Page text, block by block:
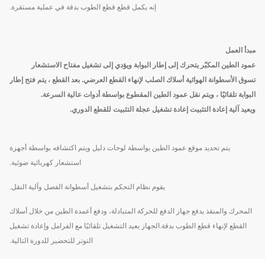
إنه يكمل قطع قطع الطوب بدقة في عملية مستقرة.
مبدأ العمل
عمود الطين المكبّر يتحرك إلى إطار البوابة ويؤدي إلى تشغيل مفتاح الاستشعار
تسوق الأسطوانة الهوائية أسلاك الصلب لإنهاء القطع العرضي. بعد القطع ، يتم فتح إطار
البوابة تلقائيًا ، ويتم نقل عمود الطين المقطوع بواسطة أدوات عالية السرعة.
ويعيد آلية إعادة التثبيت إعادة تشغيل عجلة التثبيت للقطع الدوري.
يتم تحديد موقع عمود الطين بواسطة لوحات دليل ويتم اكتشافه بواسطة أجهزة
استشعار كهربائية ضوئية.
يقوم نظام التحكم بتشغيل أسطوانة الفصل وآلية النقل.
المحرك والمنقذ يدفع جهاز الدفع للحركة المتبادلة، ودفع أعمدة الطين من خلال أسلاك
القطع لإنهاء قطع الطوب بدقة.الجهاز يعيد التشغيل تلقائيًا مع الفرامل وإعادة تشغيل
التوتر للتحضير للدورة التالية.